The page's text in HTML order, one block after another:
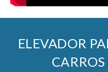
ELEVADOR
CARROS